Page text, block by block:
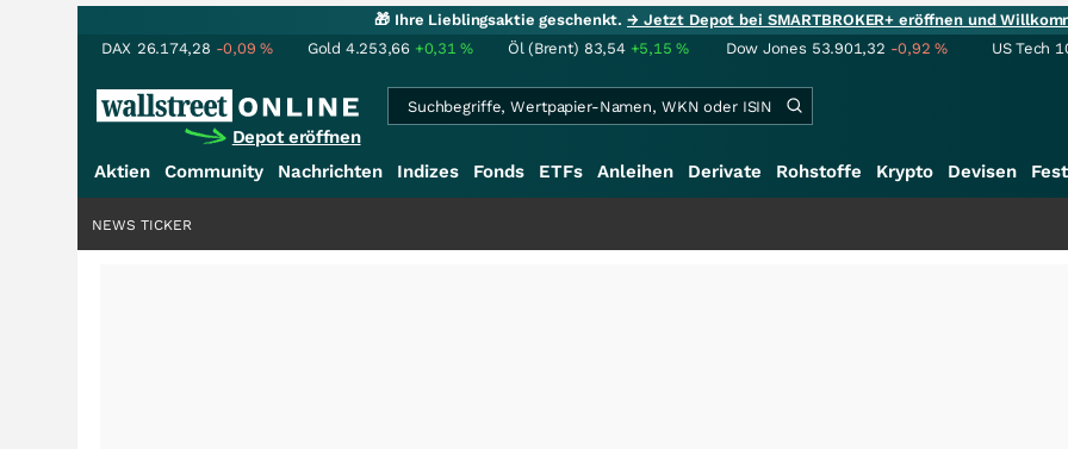
🎁 Ihre Lieblingsaktie geschenkt.→ Jetzt Depot bei SMARTBROKER+ eröffnen und
DAX 26.174,28 -0,09% Gold 4.253,66 +0,31% Öl (Brent) 83,54 +5,15% Dow Jones 53.901,32 -0,92% US Tech
Depot eröffnen
Aktien
Community Nachrichten Indizes Fonds ETFs Anleihen Derivate Rohstoffe Krypto Devisen
NEWS TICKER